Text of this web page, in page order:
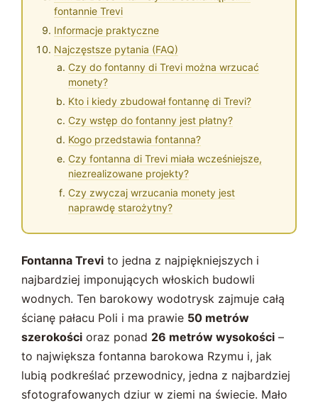
fontannie Trevi
Informacje praktyczne
Najczęstsze pytania (FAQ)
Czy do fontanny di Trevi można wrzucać
monety?
Kto i kiedy zbudował fontannę di Trevi?
Czy wstęp do fontanny jest płatny?
Kogo przedstawia fontanna?
Czy fontanna di Trevi miała wcześniejsze,
niezrealizowane projekty?
Czy zwyczaj wrzucania monety jest
naprawdę starożytny?
Fontanna Trevi to jedna z najpiękniejszych i
najbardziej imponujących włoskich budowli
wodnych. Ten barokowy wodotrysk zajmuje całą
ścianę pałacu Poli i ma prawie 50 metrów
szerokości oraz ponad 26 metrów wysokości –
to największa fontanna barokowa Rzymu i, jak
lubią podkreślać przewodnicy, jedna z najbardziej
sfotografowanych dziur w ziemi na świecie. Mało